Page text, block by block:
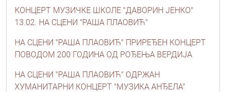
КОНЦЕРТ МУЗИЧКЕ ШКОЛЕ "ДАВОРИН ЈЕНКО"
13.02. НА СЦЕНИ "РАША ПЛАОВИЋ"
НА СЦЕНИ "РАША ПЛАОВИЋ" ПРИРЕЂЕН КОНЦЕРТ
ПОВОДОМ 200 ГОДИНА ОД РОЂЕЊА ВЕРДИЈА
НА СЦЕНИ "РАША ПЛАОВИЋ" ОДРЖАН
ХУМАНИТАРНИ КОНЦЕРТ "МУЗИКА АНЂЕЛА"